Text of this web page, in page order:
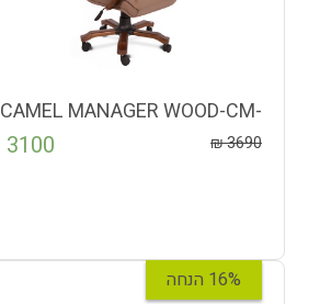
CAMEL MANAGER WOOD-CM-
725
3690
₪
3100
16% הנחה